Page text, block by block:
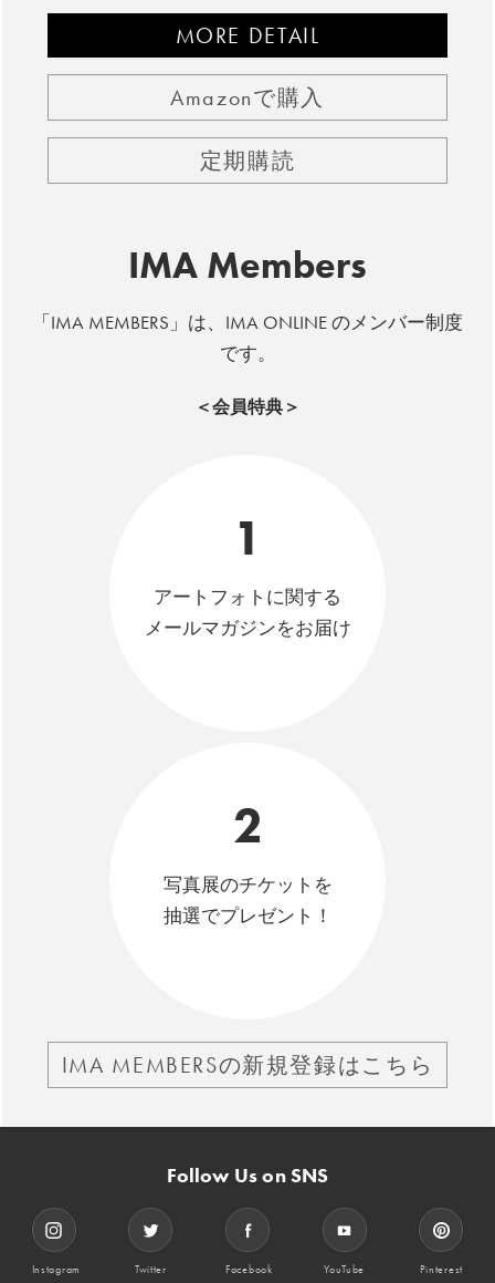
MORE DETAIL
Amazonで購入
定期購読
IMA Members
「IMA MEMBERS」は、IMA ONLINE のメンバー制度
です。
＜会員特典＞
1
アートフォトに関する
メールマガジンをお届け
2
写真展のチケットを
抽選でプレゼント！
IMA MEMBERSの新規登録はこちら
Follow Us on SNS
Instagram Twitter Facebook YouTube Pinterest